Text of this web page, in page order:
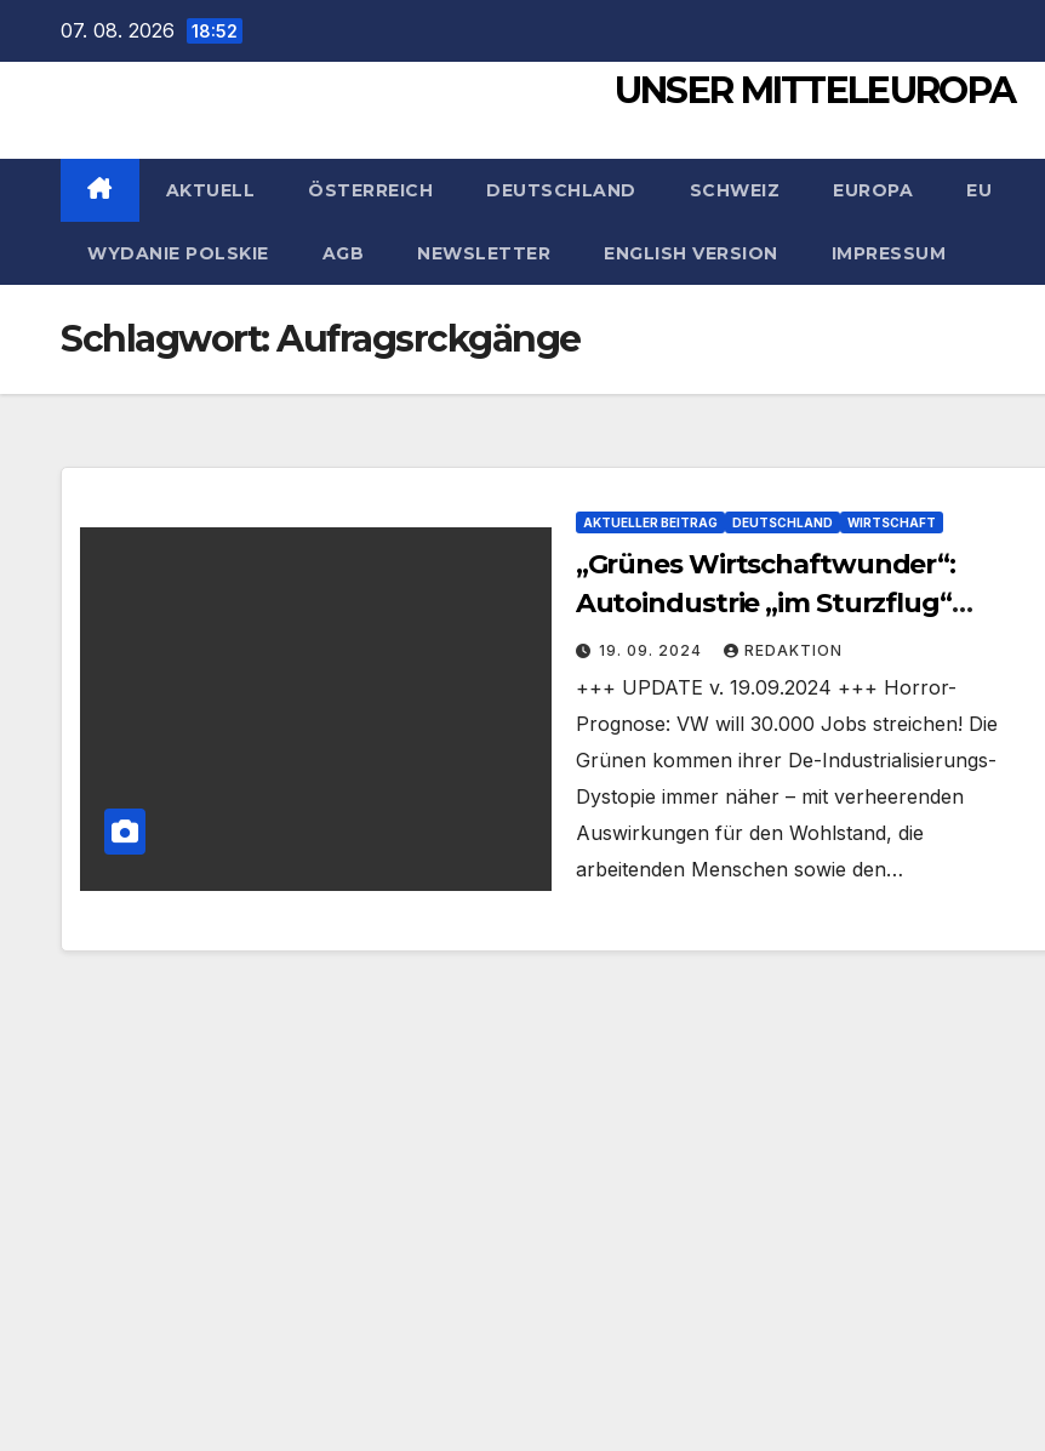
07. 08. 2026 18:52
UNSER MITTELEUROPA
AKTUELL ÖSTERREICH DEUTSCHLAND SCHWEIZ EUROPA EU
WYDANIE POLSKIE AGB NEWSLETTER ENGLISH VERSION IMPRESSUM
Schlagwort:Aufragsrckgänge
AKTUELLER BEITRAG DEUTSCHLAND WIRTSCHAFT
„Grünes Wirtschaftwunder“:
Autoindustrie „im Sturzflug“
+UPDATE+ VW will 30.000 Jobs
streichen
19. 09. 2024 REDAKTION
+++ UPDATE v. 19.09.2024 +++ Horror-
Prognose: VW will 30.000 Jobs streichen! Die
Grünen kommen ihrer De-Industrialisierungs-
Dystopie immer näher – mit verheerenden
Auswirkungen für den Wohlstand, die
arbeitenden Menschen sowie den…